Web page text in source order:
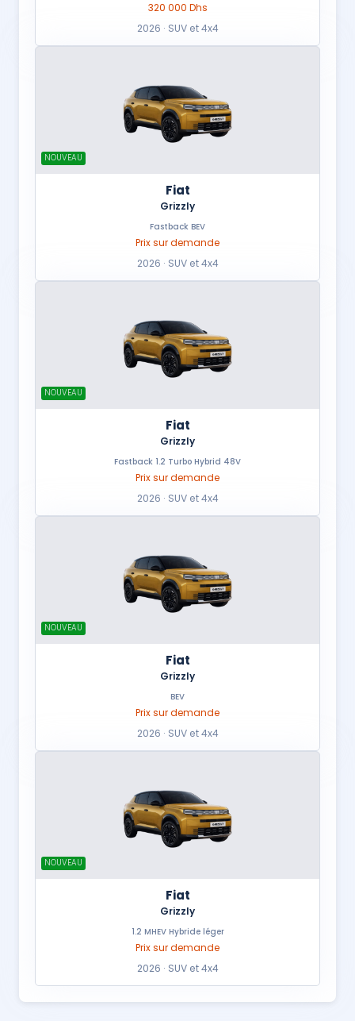
320 000 Dhs
2026 · SUV et 4x4
NOUVEAU
Fiat
Grizzly
Fastback BEV
Prix sur demande
2026 · SUV et 4x4
NOUVEAU
Fiat
Grizzly
Fastback 1.2 Turbo Hybrid 48V
Prix sur demande
2026 · SUV et 4x4
NOUVEAU
Fiat
Grizzly
BEV
Prix sur demande
2026 · SUV et 4x4
NOUVEAU
Fiat
Grizzly
1.2 MHEV Hybride léger
Prix sur demande
2026 · SUV et 4x4